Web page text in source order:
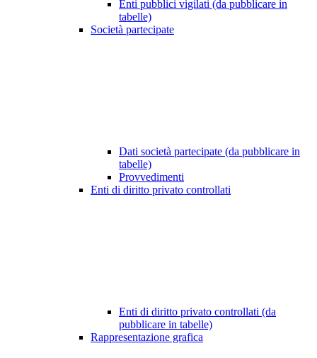
Enti pubblici vigilati (da pubblicare in
tabelle)
Società partecipate
Dati società partecipate (da pubblicare in
tabelle)
Provvedimenti
Enti di diritto privato controllati
Enti di diritto privato controllati (da
pubblicare in tabelle)
Rappresentazione grafica